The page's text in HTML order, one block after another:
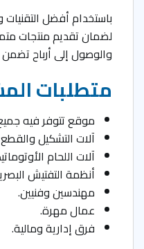
باستخدام أفضل التقنيات
لضمان تقديم منتجات
والوصول إلى أرباح تضمن
متطلبات
موقع تتوفر فيه جميع
آلات التشكيل والقطع CNC.
آلات اللحام
أنظمة التفتيش
مهندسين وفنيين.
عمال مهرة.
فرق إدارية ومالية.